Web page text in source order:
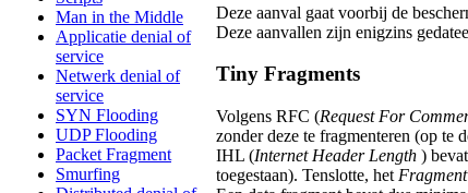
Man in the Middle
Applicatie denial of
service
Netwerk denial of
service
SYN Flooding
UDP Flooding
Packet Fragment
Smurfing
Deze aanval gaat voorbij de
Deze aanvallen zijn enigzins
Tiny Fragments
Volgens RFC (Request For
zonder deze te fragmenteren (op te
IHL (Internet Header Length )
toegestaan). Tenslotte, het